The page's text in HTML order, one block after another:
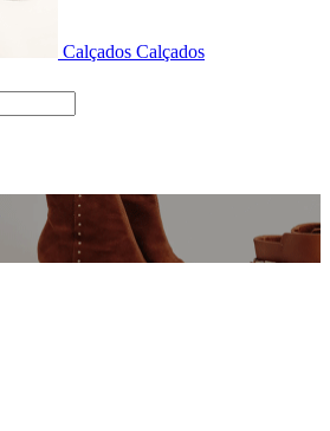
Calçados Calçados